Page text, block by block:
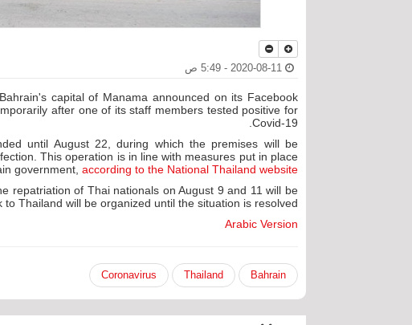
capital of Manama announced on its Facebook
after one of its staff members tested positive for
Covid-19.
until August 22, during which the premises will be
This operation is in line with measures put in place
government, according to the National Thailand website
repatriation of Thai nationals on August 9 and 11 will be
Thailand will be organized until the situation is resolved.
Arabic Version
Bahrain
Thailand
Coronavirus